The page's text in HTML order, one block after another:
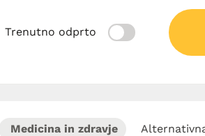
Trenutno odprto
Medicina in zdravje